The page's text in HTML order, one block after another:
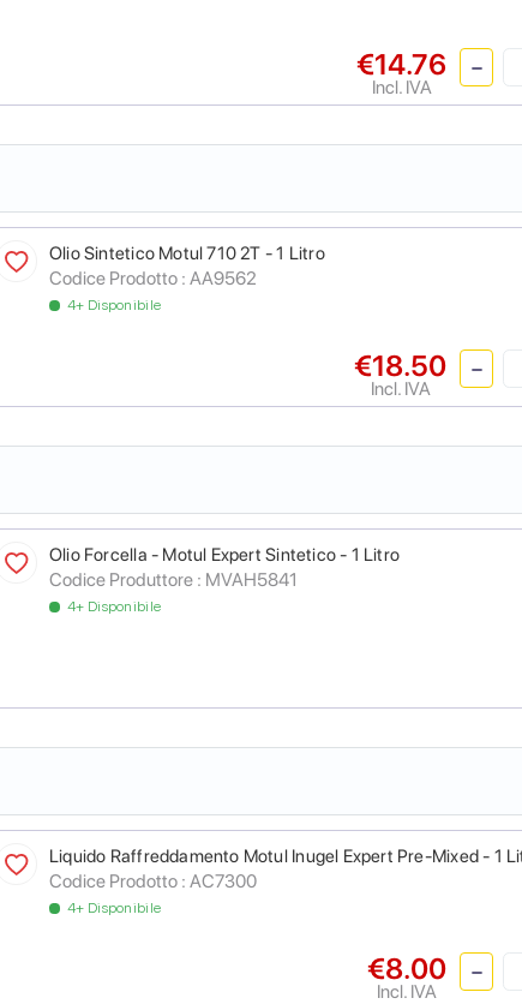
€14.76
Incl. IVA
Olio Sintetico Motul 710 2T - 1 Litro
Codice Prodotto : AA9562
4+ Disponibile
€18.50
Incl. IVA
Olio Forcella - Motul Expert Sintetico - 1 Litro
Codice Produttore : MVAH5841
4+ Disponibile
Liquido Raffreddamento Motul Inugel Expert Pre-Mixed - 1
Codice Prodotto : AC7300
4+ Disponibile
€8.00
Incl. IVA